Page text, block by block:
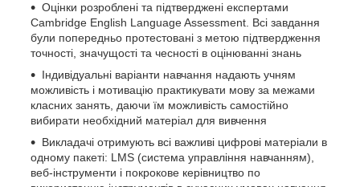
Оцінки розроблені та підтверджені експертами
Cambridge English Language Assessment. Всі завдання
були попередньо протестовані з метою підтвердження
точності, значущості та чесності в оцінюванні знань
Індивідуальні варіанти навчання надають учням
можливість і мотивацію практикувати мову за межами
класних занять, даючи їм можливість самостійно
вибирати необхідний матеріал для вивчення
Викладачі отримують всі важливі цифрові матеріали в
одному пакеті: LMS (система управління навчанням),
веб-інструменти і покрокове керівництво по